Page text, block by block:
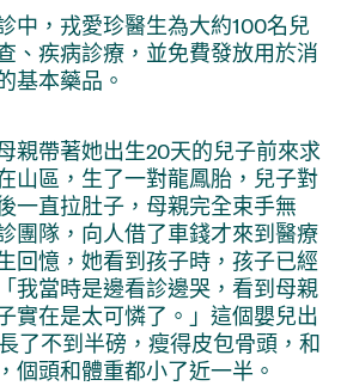
中，戎愛珍醫生為大約100名兒
、疾病診療，並免費發放用於消
基本藥品。
親帶著她出生20天的兒子前來求
山區，生了一對龍鳳胎，兒子對
一直拉肚子，母親完全束手無
團隊，向人借了車錢才來到醫療
回憶，她看到孩子時，孩子已經
我當時是邊看診邊哭，看到母親
實在是太可憐了。」這個嬰兒出
了不到半磅，瘦得皮包骨頭，和
個頭和體重都小了近一半。